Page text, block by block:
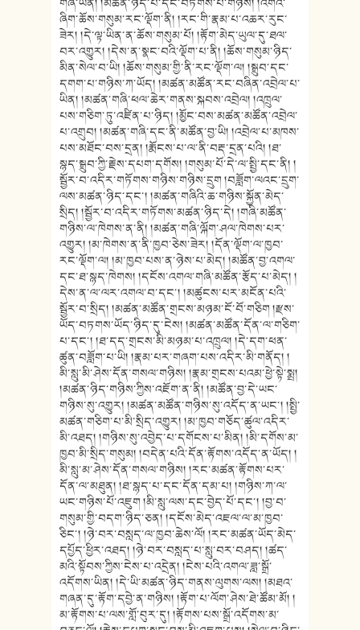
ཞིག་ཆོས་གསུམ་རང་ལྡོག་ནི། །རང་གི་རྣམ་པ་འཆར་རུང་
ཟེར། །དེ་ལྟ་ཡིན་ན་ཆོས་གསུམ་པོ། །རྟོག་མེད་ཡུལ་དུ་ཐལ་
བར་འགྱུར། །དེས་ན་སྣང་བའི་ལྡོག་པ་ནི། །ཆོས་གསུམ་ཉིད་
མིན་སེལ་བ་ཡི། །ཆོས་གསུམ་གྱི་ནི་རང་ལྡོག་ལ། །སྒྲུབ་དང་
དགག་པ་གཉིས་ཀ་ཡོད། །མཚན་མཚོན་རང་བཞིན་འབྲེལ་པ་
ཡིན། །མཚན་གཞི་ཕལ་ཆེར་གནས་སྐབས་འབྲེལ། །འཁྲུལ་
པས་གཅིག་ཏུ་འཛིན་པ་ཉིད། །མྱོང་བས་མཚན་མཚོན་འབྲེལ་
པ་འགྲུབ། །མཚན་གཞི་དང་ནི་མཚོན་བྱ་ཡི། །འབྲེལ་པ་མཁས་
པས་མཐོང་བས་དྲན། །རྨོངས་པ་ལ་ནི་བརྡ་དྲན་པའི། །ཐ་
སྙད་སྒྲུབ་ཀྱི་རྗེས་དཔག་དགོས། །གསུམ་པོ་དེ་ལ་སྤྱི་དང་ནི། །
སྦྱོར་བ་འདིར་གཏོགས་གཉིས་གཉིས་དྲུག །བཟློག་ལའང་དྲུག་
ལས་མཚན་ཉིད་དང་། །མཚན་གཞིའི་ཆ་གཉིས་སྐྱོན་མེད་
སྲིད། །སྦྱོར་བ་འདིར་གཏོགས་མཚན་ཉིད་དེ། །གཞི་མཚོན་
གཉིས་ལ་ཁེགས་ན་ནི། །མཚན་གཞི་ལྐོག་ཤལ་ཁེགས་པར་
འགྱུར། །མ་ཁེགས་ན་ནི་ཁྱབ་ཅེས་ཟེར། །དོན་ལྡོག་ལ་ཁྱབ་
རང་ལྡོག་ལ། །མ་ཁྱབ་པས་ན་ཉེས་པ་མེད། །མཚོན་བྱ་འགལ་
དང་ཐ་སྙད་ཁེགས། །དངོས་འགལ་གཞི་མཚོན་རྩོད་པ་མེད། །
དེས་ན་ལ་ལར་འགལ་བ་དང་། །མཚུངས་པར་མངོན་པའི་
སྦྱོར་བ་སྲིད། །མཚན་མཚོན་གྲངས་མཉམ་ངོ་བོ་གཅིག །རྫས་
ཡོད་བཏགས་ཡོད་ཉིད་དུ་ངེས། །མཚན་མཚོན་དོན་ལ་གཅིག་
པ་དང་། །ཐ་དད་གྲངས་མི་མཉམ་པ་འཁྲུལ། །དེ་དག་ཕན་
ཚུན་བཟློག་པ་ཡི། །རྣམ་པར་གཞག་པས་འདིར་མི་གནོད། །
མི་སླུ་མི་ཤེས་དོན་གསལ་གཉིས། །རྣམ་གྲངས་པའམ་ཕྱེ་སྟེ་སྨྲ།
།མཚན་ཉིད་གཉིས་ཀྱིས་འཇོག་ན་ནི། །མཚོན་བྱ་དེ་ཡང་
གཉིས་སུ་འགྱུར། །མཚན་མཚོན་གཉིས་སུ་འདོད་ན་ཡང་། །སྤྱི་
མཚན་གཅིག་པ་མི་སྲིད་འགྱུར། །མ་ཁྱབ་གཅོད་ཚུལ་འདིར་
མི་འཐད། །གཉིས་སུ་འབྱེད་པ་དགོངས་པ་མིན། །མི་དགོས་མ་
ཁྱབ་མི་སྲིད་གསུམ། །བདེན་པའི་དོན་རྟོགས་འདོད་ན་ཡོད། །
མི་སླུ་མ་ཤེས་དོན་གསལ་གཉིས། །རང་མཚན་རྟོགས་པར་
དོན་ལ་མཐུན། །ཐ་སྙད་པ་དང་དོན་དམ་པ། །གཉིས་ཀ་ལ་
ཡང་གཉིས་པོ་འཇུག །མི་སླུ་ལས་དང་བྱེད་པོ་དང་། །བྱ་བ་
གསུམ་གྱི་བདག་ཉིད་ཅན། །དངོས་མེད་འཇལ་ལ་མ་ཁྱབ་
ཅིང་། །ཉེ་བར་བསླད་ལ་ཁྱབ་ཆེས་ལོ། །རང་མཚན་ཡོད་མེད་
དཔྱོད་ཕྱིར་འཐད། །ཉེ་བར་བསླད་པ་སླུ་བར་བཤད། །ཚད་
མའི་སྟོབས་ཀྱིས་ངེས་པ་འདྲེན། །ངེས་པའི་འགལ་ཟླ་སྒྲོ་
འདོགས་ཡིན། །དེ་ཡི་མཚན་ཉིད་གནས་ལུགས་ལས། །མཐའ་
གཞན་དུ་རྟོག་དབྱེ་ན་གཉིས། །རྟོག་པ་ལོག་ཤེས་ཐེ་ཚོམ་མོ། །
མ་རྟོགས་པ་ལས་གློ་བུར་དུ། །རྟོགས་པས་སྒྲོ་འདོགས་མ་